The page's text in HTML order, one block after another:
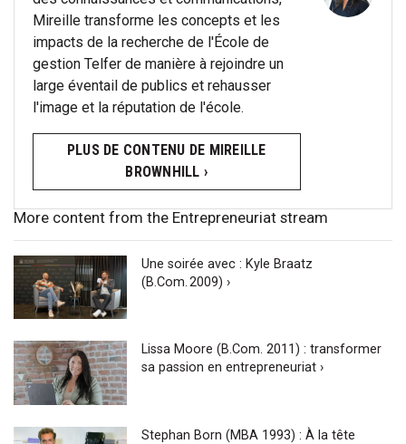
Mireille transforme les concepts et les
impacts de la recherche de l'École de
gestion Telfer de manière à rejoindre un
large éventail de publics et rehausser
l'image et la réputation de l'école.
PLUS DE CONTENU DE MIREILLE
BROWNHILL ›
More content from the Entrepreneuriat stream
Une soirée avec : Kyle Braatz
(B.Com. 2009) ›
Lissa Moore (B.Com. 2011) : transformer
sa passion en entrepreneuriat ›
Stephan Born (MBA 1993) : À la tête